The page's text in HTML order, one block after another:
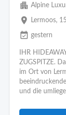
apartment Alpine
place Lermoos,
event_available gestern
IHR
ZUGSPITZE.
im Ort von
und die